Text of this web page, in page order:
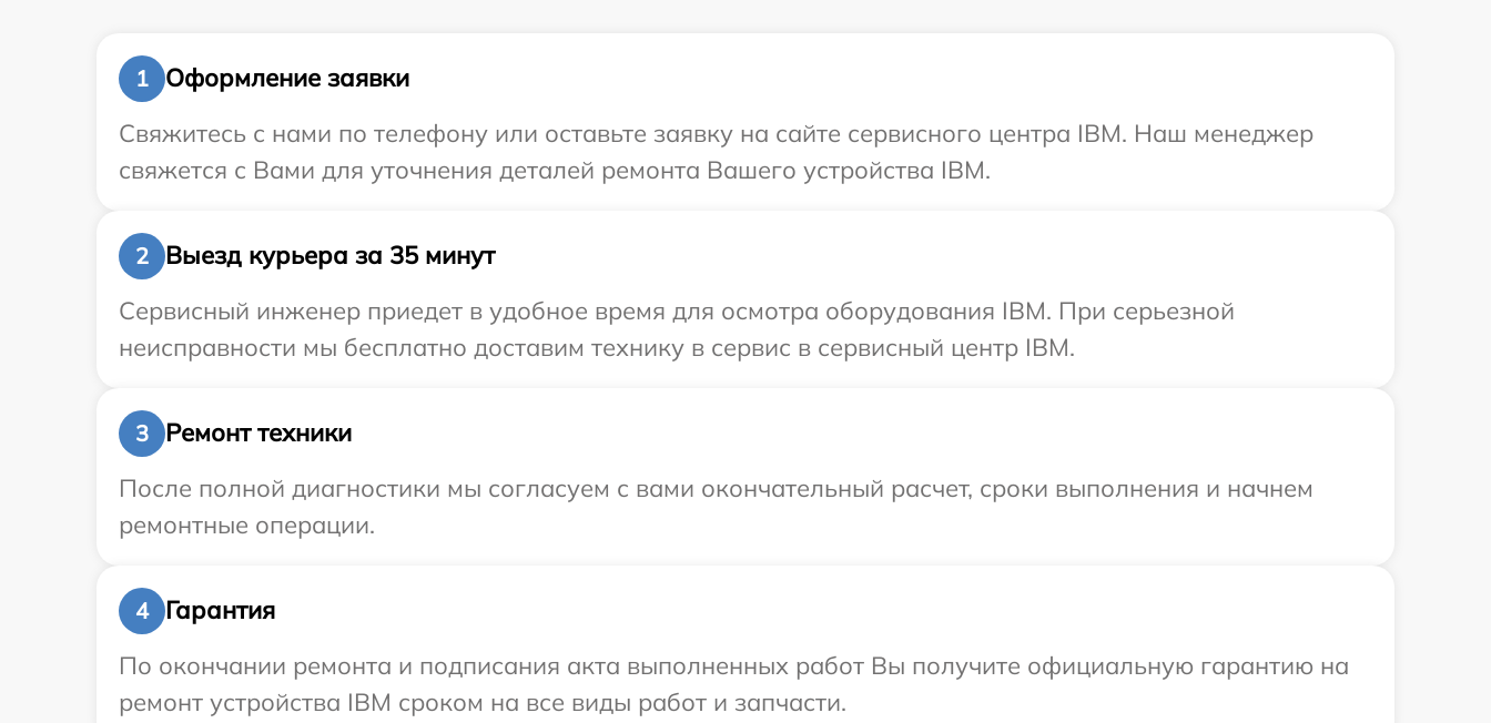
1
Оформление заявки
Свяжитесь с нами по телефону или оставьте заявку на сайте сервисного центра IBM. Наш менеджер
свяжется с Вами для уточнения деталей ремонта Вашего устройства IBM.
2
Выезд курьера за 35 минут
Сервисный инженер приедет в удобное время для осмотра оборудования IBM. При серьезной
неисправности мы бесплатно доставим технику в сервис в сервисный центр IBM.
3
Ремонт техники
После полной диагностики мы согласуем с вами окончательный расчет, сроки выполнения и начнем
ремонтные операции.
4
Гарантия
По окончании ремонта и подписания акта выполненных работ Вы получите официальную гарантию на
ремонт устройства IBM сроком на все виды работ и запчасти.